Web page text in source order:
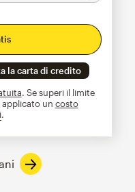
la carta di credito
. Se superi il limite
un costo
tooltip